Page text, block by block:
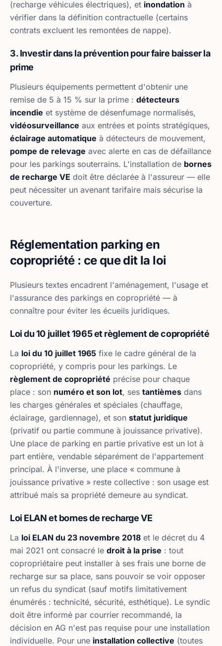
(recharge véhicules électriques), et inondation à
vérifier dans la définition contractuelle (certains
contrats excluent les remontées de nappe).
3. Investir dans la prévention pour faire baisser la
prime
Plusieurs équipements permettent d'obtenir une
remise de 5 à 15 % sur la prime : détecteurs
incendie et système de désenfumage normalisés,
vidéosurveillance aux entrées et points stratégiques,
éclairage automatique à détecteurs de mouvement,
pompe de relevage avec alerte en cas de défaillance
pour les parkings souterrains. L'installation de bornes
de recharge VE doit être déclarée à l'assureur — elle
peut nécessiter un avenant tarifaire mais sécurise la
couverture.
Réglementation parking en
copropriété : ce que dit la loi
Plusieurs textes encadrent l'aménagement, l'usage et
l'assurance des parkings en copropriété — à
connaître pour éviter les écueils juridiques.
Loi du 10 juillet 1965 et règlement de copropriété
La loi du 10 juillet 1965 fixe le cadre général de la
copropriété, y compris pour les parkings. Le
règlement de copropriété précise pour chaque
place : son numéro et son lot, ses tantièmes dans
les charges générales et spéciales (chauffage,
éclairage, gardiennage), et son statut juridique
(privatif ou partie commune à jouissance privative).
Une place de parking en partie privative est un lot à
part entière, vendable séparément de l'appartement
principal. À l'inverse, une place « commune à
jouissance privative » reste collective : son usage est
attribué mais sa propriété demeure au syndicat.
Loi ELAN et bornes de recharge VE
La loi ELAN du 23 novembre 2018 et le décret du 4
mai 2021 ont consacré le droit à la prise : tout
copropriétaire peut installer à ses frais une borne de
recharge sur sa place, sans pouvoir se voir opposer
un refus du syndicat (sauf motifs limitativement
énumérés : technicité, sécurité, esthétique). Le syndic
doit être informé par courrier recommandé, la
décision en AG n'est pas requise pour une installation
individuelle. Pour une installation collective (toutes